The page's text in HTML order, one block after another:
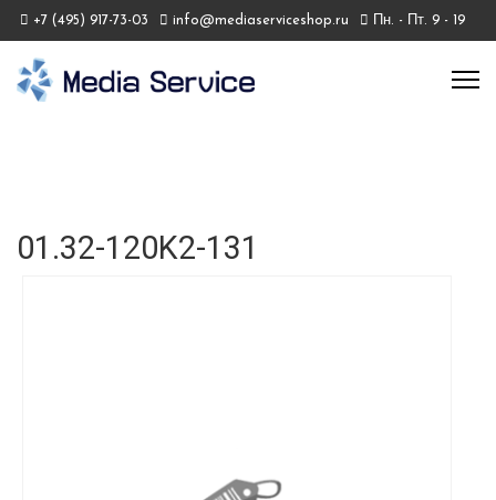
+7 (495) 917-73-03 info@mediaserviceshop.ru Пн. - Пт. 9 - 19
01.32-120K2-131